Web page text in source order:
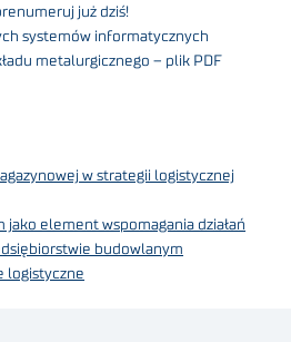
już dziś!
systemów informatycznych
metalurgicznego – plik PDF
w strategii logistycznej
jako element wspomagania działań
budowlanym
logistyczne